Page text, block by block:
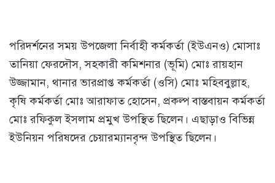
পরিদর্শনের সময় উপজেলা নির্বাহী কর্মকর্তা (ইউএনও) মোসাঃ
তানিয়া ফেরদৌস, সহকারী কমিশনার (ভূমি) মোঃ রায়হান
উজ্জামান, থানার ভারপ্রাপ্ত কর্মকর্তা (ওসি) মোঃ মহিববুল্লাহ,
কৃষি কর্মকর্তা মোঃ আরাফাত হোসেন, প্রকল্প বাস্তবায়ন কর্মকর্তা
মোঃ রফিকুল ইসলাম প্রমুখ উপস্থিত ছিলেন। এছাড়াও বিভিন্ন
ইউনিয়ন পরিষদের চেয়ারম্যানবৃন্দ উপস্থিত ছিলেন।